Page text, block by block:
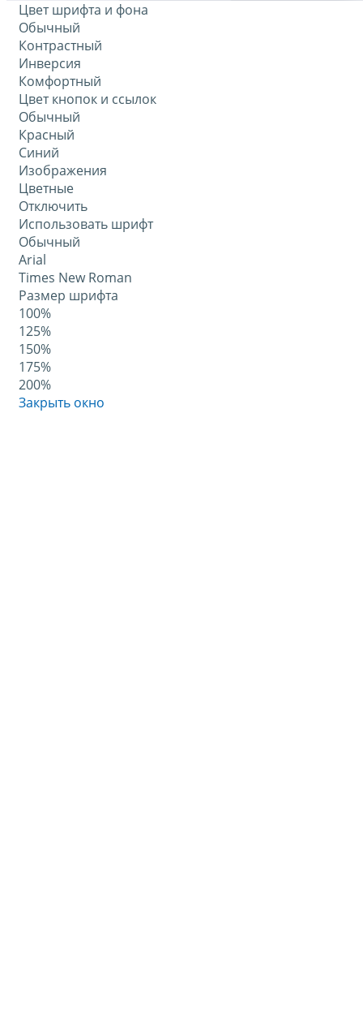
Цвет шрифта и фона
Обычный
Контрастный
Инверсия
Комфортный
Цвет кнопок и ссылок
Обычный
Красный
Синий
Изображения
Цветные
Отключить
Использовать шрифт
Обычный
Arial
Times New Roman
Размер шрифта
100%
125%
150%
175%
200%
Закрыть окно